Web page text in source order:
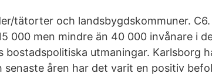
tätorter och landsbygdskommuner.
000 men mindre än 40 000 invånare i
bostadspolitiska utmaningar. Karlsborg
senaste åren har det varit en positiv